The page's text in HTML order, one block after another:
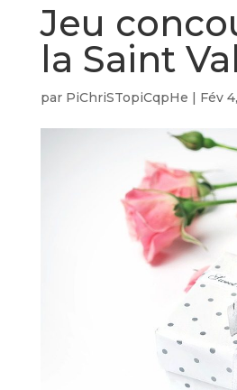
Jeu
la Saint
par PiChriSTopiCqpHe | Fév